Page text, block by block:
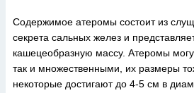
Содержимое атеромы состоит из
секрета сальных желез и
кашецеобразную массу. Атеромы
так и множественными, их размеры
некоторые достигают до 4-5 см в